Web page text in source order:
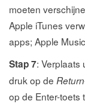
moeten
Apple iTunes
apps; Apple
Stap 7: Verplaats
druk op de Return
op de Enter-toets